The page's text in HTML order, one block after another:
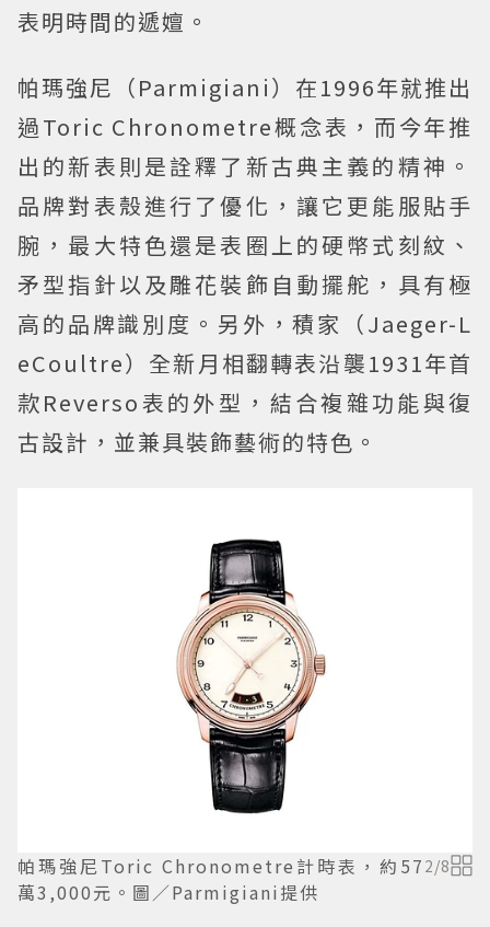
表明時間的遞嬗。
帕瑪強尼（Parmigiani）在1996年就推出
過Toric Chronometre概念表，而今年推
出的新表則是詮釋了新古典主義的精神。
品牌對表殼進行了優化，讓它更能服貼手
腕，最大特色還是表圈上的硬幣式刻紋、
矛型指針以及雕花裝飾自動擺舵，具有極
高的品牌識別度。另外，積家（Jaeger-L
eCoultre）全新月相翻轉表沿襲1931年首
款Reverso表的外型，結合複雜功能與復
古設計，並兼具裝飾藝術的特色。
帕瑪強尼Toric Chronometre計時表，約57
萬3,000元。圖／Parmigiani提供
2/8